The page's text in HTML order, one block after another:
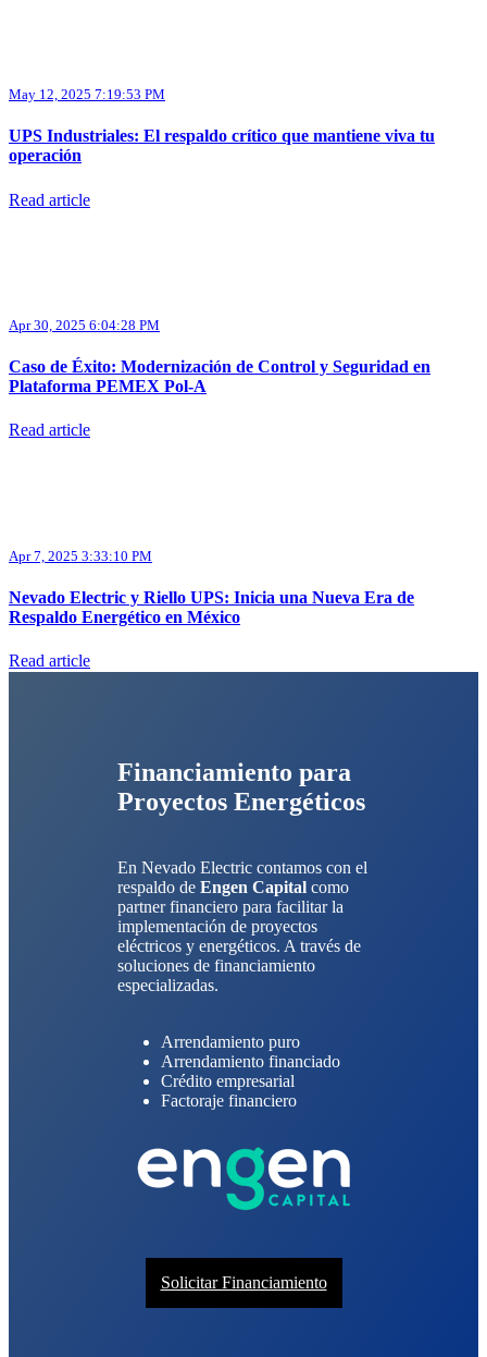
May 12, 2025 7:19:53 PM
UPS Industriales: El respaldo crítico que mantiene viva tu
operación
Read article
Apr 30, 2025 6:04:28 PM
Caso de Éxito: Modernización de Control y Seguridad en
Plataforma PEMEX Pol-A
Read article
Apr 7, 2025 3:33:10 PM
Nevado Electric y Riello UPS: Inicia una Nueva Era de
Respaldo Energético en México
Read article
Financiamiento para
Proyectos Energéticos
En Nevado Electric contamos con el
respaldo de Engen Capital como
partner financiero para facilitar la
implementación de proyectos
eléctricos y energéticos. A través de
soluciones de financiamiento
especializadas.
Arrendamiento puro
Arrendamiento financiado
Crédito empresarial
Factoraje financiero
Solicitar Financiamiento